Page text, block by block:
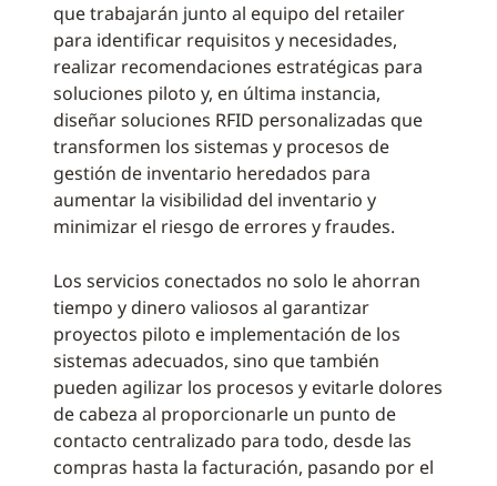
que trabajarán junto al equipo del retailer
para identificar requisitos y necesidades,
realizar recomendaciones estratégicas para
soluciones piloto y, en última instancia,
diseñar soluciones RFID personalizadas que
transformen los sistemas y procesos de
gestión de inventario heredados para
aumentar la visibilidad del inventario y
minimizar el riesgo de errores y fraudes.
Los servicios conectados no solo le ahorran
tiempo y dinero valiosos al garantizar
proyectos piloto e implementación de los
sistemas adecuados, sino que también
pueden agilizar los procesos y evitarle dolores
de cabeza al proporcionarle un punto de
contacto centralizado para todo, desde las
compras hasta la facturación, pasando por el